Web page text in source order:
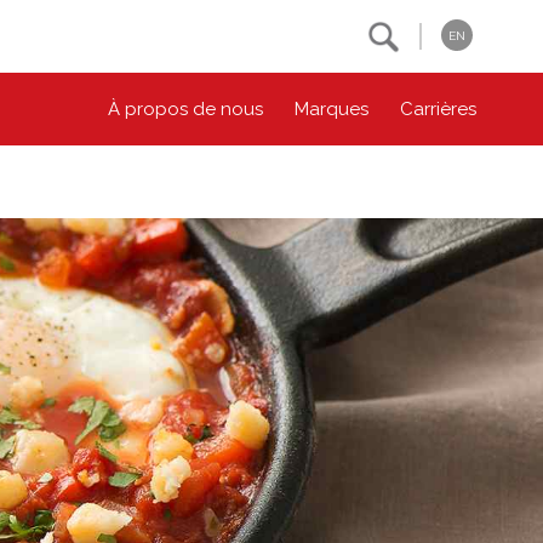
EN
À propos de nous Marques Carrières
Environnement
Bien-être des animaux
Collectivité
Principes coopératifs
Diversité et inclusion
Accessibilité
Contactez-nous
Location